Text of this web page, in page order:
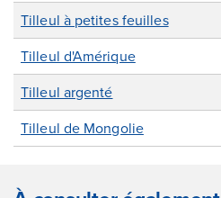
Tilleul à petites feuilles
Tilleul d'Amérique
Tilleul argenté
Tilleul de Mongolie